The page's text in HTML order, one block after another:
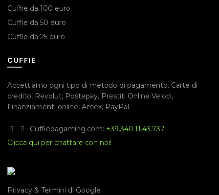
Cuffie da 100 euro
Cuffie da 50 euro
Cuffie da 25 euro
CUFFIE
Accettiamo ogni tipo di metodo di pagamento. Carte di
credito, Revolut, Postepay, Prestiti Online Veloci,
Finanziamenti online, Amex, PayPal .
Cuffiedagaming.com: +39.340.11.43.737
Clicca qui per chattare con noi!
Privacy & Termini di Google